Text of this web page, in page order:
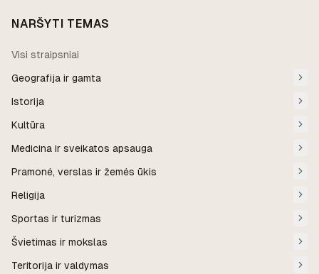
NARŠYTI TEMAS
Visi straipsniai
Geografija ir gamta
Istorija
Kultūra
Medicina ir sveikatos apsauga
Pramonė, verslas ir žemės ūkis
Religija
Sportas ir turizmas
Švietimas ir mokslas
Teritorija ir valdymas